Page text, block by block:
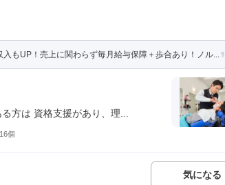
もUP！売上に関わらず毎月給与保障＋歩合あり！ノル...
方は 資格支援があり、理...
個
気になる